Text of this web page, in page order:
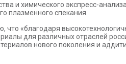
и химического экспресс-
плазменного спекания.
«благодаря
для различных отраслей
нового поколения и